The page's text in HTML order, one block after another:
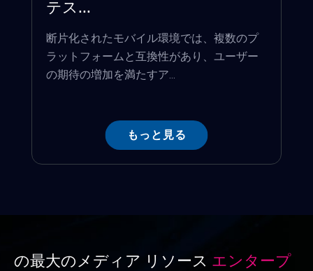
テス...
断片化されたモバイル環境では、複数のプ
ラットフォームと互換性があり、ユーザー
の期待の増加を満たすア...
もっと見る
の最大のメディア リソース エンタープ